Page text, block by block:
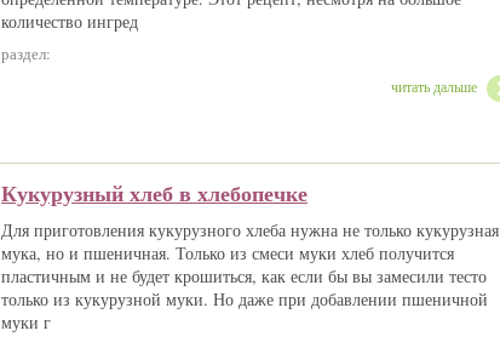
количество ингред
раздел:
читать дальше
Кукурузный хлеб в хлебопечке
Для приготовления кукурузного хлеба нужна не только кукурузная
мука, но и пшеничная. Только из смеси муки хлеб получится
пластичным и не будет крошиться, как если бы вы замесили тесто
только из кукурузной муки. Но даже при добавлении пшеничной
муки г